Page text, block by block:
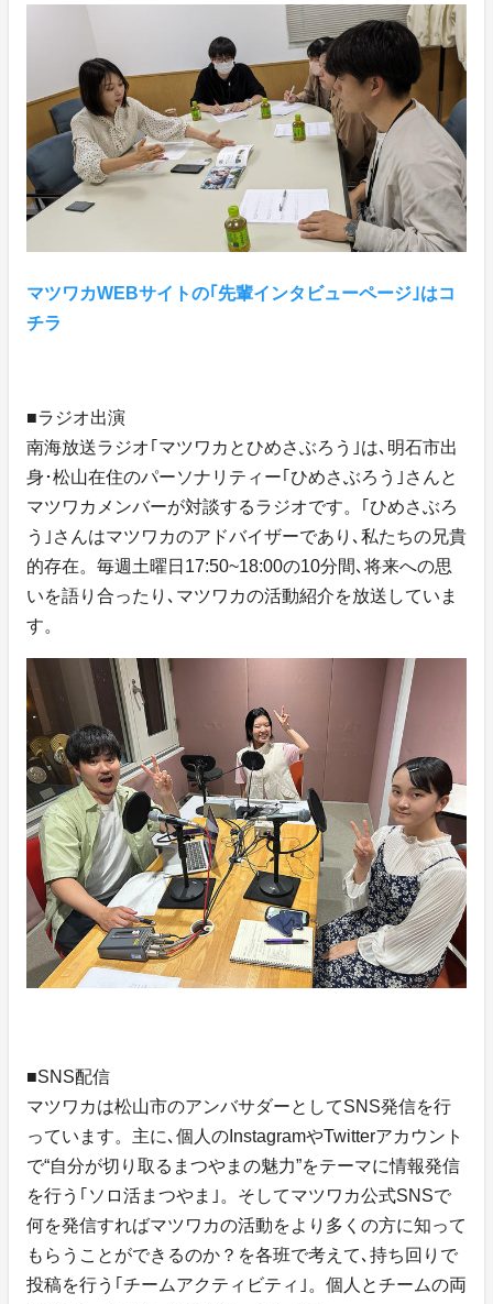
マツワカWEBサイトの｢先輩インタビューページ｣はコ
チラ
■ラジオ出演
南海放送ラジオ｢マツワカとひめさぶろう｣は､明石市出
身･松山在住のパーソナリティー｢ひめさぶろう｣さんと
マツワカメンバーが対談するラジオです。｢ひめさぶろ
う｣さんはマツワカのアドバイザーであり､私たちの兄貴
的存在。毎週土曜日17:50~18:00の10分間､将来への思
いを語り合ったり､マツワカの活動紹介を放送していま
す。
■SNS配信
マツワカは松山市のアンバサダーとしてSNS発信を行
っています。主に､個人のInstagramやTwitterアカウント
で“自分が切り取るまつやまの魅力”をテーマに情報発信
を行う｢ソロ活まつやま｣。そしてマツワカ公式SNSで
何を発信すればマツワカの活動をより多くの方に知って
もらうことができるのか？を各班で考えて､持ち回りで
投稿を行う｢チームアクティビティ｣。個人とチームの両